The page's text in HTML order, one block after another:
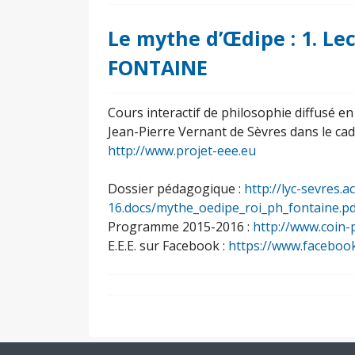
Le mythe d’Œdipe : 1.
FONTAINE
Cours interactif de philosophie diffusé
Jean-Pierre Vernant de Sèvres dans le
http://www.projet-eee.eu
Dossier pédagogique : http://lyc-
16.docs/
Programme 2015-2016 : http://www.coin-
E.E.E. sur Facebook : https://